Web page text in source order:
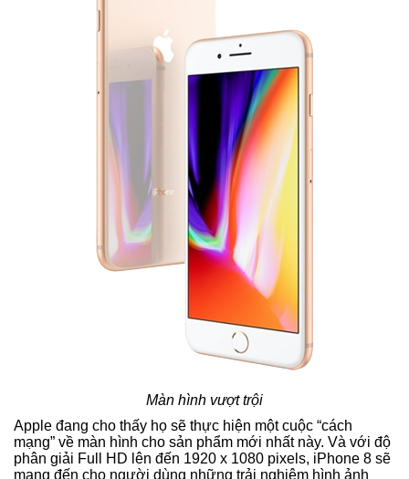
Màn hình vượt trội
Apple đang cho thấy họ sẽ thực hiện một cuộc “cách
mạng” về màn hình cho sản phẩm mới nhất này. Và với độ
phân giải Full HD lên đến 1920 x 1080 pixels, iPhone 8 sẽ
mang đến cho người dùng những trải nghiệm hình ảnh